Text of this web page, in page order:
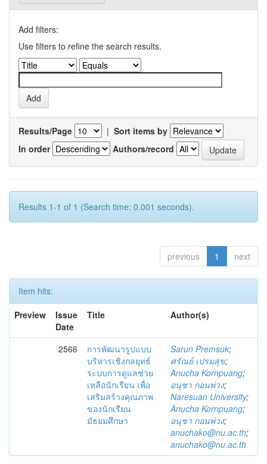
Add filters:
Use filters to refine the search results.
Results/Page | Sort items by
In order
Authors/record
Results 1-1 of 1 (Search time: 0.001 seconds).
previous 1 next
Item hits:
Preview
Issue
Date
Title Author(s)
2566
การพัฒนารูปแบบ
บริหารเชิงกลยุทธ์
ระบบการดูแลช่วย
เหลือนักเรียน เพื่อ
เสริมสร้างคุณภาพ
ของนักเรียน
มัธยมศึกษา
Sarun Premsuk;
ศรัณย์ เปรมสุข;
Anucha Kornpuang;
อนุชา กอนพ่วง;
Naresuan University;
Anucha Kornpuang;
อนุชา กอนพ่วง;
anuchako@nu.ac.th;
anuchako@nu.ac.th